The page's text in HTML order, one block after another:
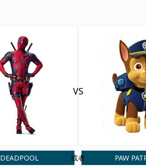
DEADPOOL
VS
或者 PAW